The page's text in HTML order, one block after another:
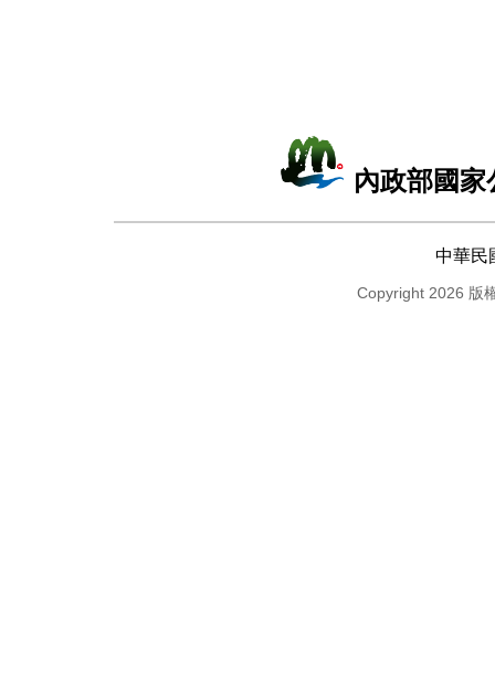
內政部國
中華民
Copyright 2026 版